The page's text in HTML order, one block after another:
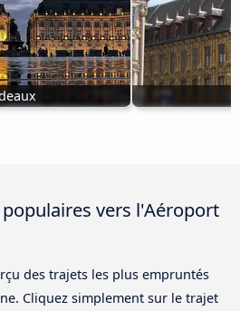
vers l'Aéroport
des trajets les plus empruntés
Cliquez simplement sur le trajet